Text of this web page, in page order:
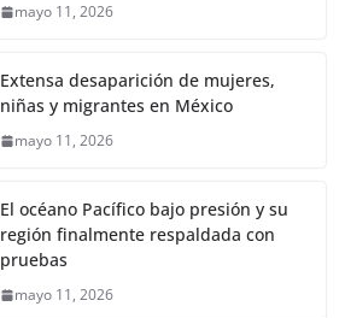
mayo 11, 2026
Extensa desaparición de mujeres,
niñas y migrantes en México
mayo 11, 2026
El océano Pacífico bajo presión y su
región finalmente respaldada con
pruebas
mayo 11, 2026